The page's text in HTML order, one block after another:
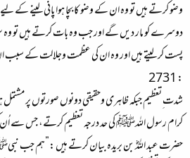
وضو کرتے ہیں تو وہ ان کے وضو کا بچا ہوا پانی لینے کے
دوسرے کو مار دیں گے اور جب وہ بات کرتے ہیں تو
پست کر لیتے ہیں اور وہ ان کی عظمت وجلالت کے سبب
: 2731
شدت ِتعظیم جبکہ ظاہری وحقیقی دونوں صورتوں پر
کرام رسول اللہﷺ کی حد درجہ تعظیم کرتے، جس سے اُن
حضرت عبد اللہؓ بن بریدہ بیان کرتے ہیں :”ہم جب